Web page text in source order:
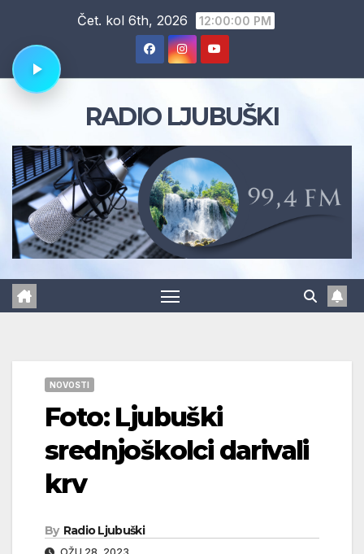
content
Čet. kol 6th, 2026 12:00:01 PM
RADIO LJUBUŠKI
NOVOSTI
Foto: Ljubuški
srednjoškolci darivali
krv
By Radio Ljubuški